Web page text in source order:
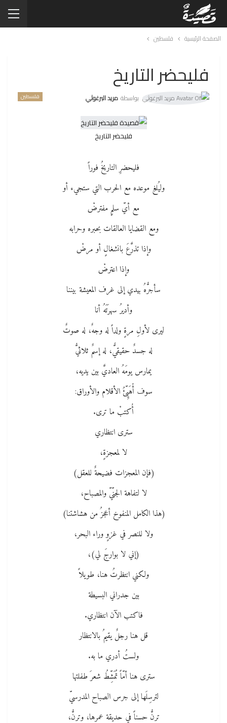
الصفحة الرئيسية فلسطين
فليحضر التاريخ
فلسطين بواسطة مريد البرغوثي
فليحضر التاريخ
فليحضرِ التاريخُ فوراً
وليُلغِ موعده مع الحرب التي ستجيء أو
مع أيّ سلمٍ مفترضْ
ومع القضايا العالقات بحبره وحرابه
وإذا تذرَّعَ بانشغالٍ أو مرضْ
وإذا اعترضْ
سأجرُّهُ بيدي إلى غرف المعيشة بيننا
وأديرُ سهرَتَهُ أنا
ليرى لأولِ مرةٍ ولداً له وجهٌ، له صوتٌ
له جسدٌ حقيقيٌّ، له إسمٌ ثلاثيُّ
يمارس يومَهُ العاديَّ بين يديه،
سوف أُهَيِّئُ الأقلام والأوراق:
أُكتبْ ما ترى.
سترى انتظاري
لا لمعجزةٍ،
(فإن المعجزات فضيحةٌ للعقل)
لا لتفاهة الجنّيّ والمصباح،
(هذا الكامل المنفوخ أعجزُ من هشاشتنا)
ولا للنصر في غزوٍ وراء البحر،
(إني لا بوارجَ لي)،
ولكني انتظرتُ هنا، طويلاً
بين جدراني البسيطة
فاكتب الآن انتظاري.
قل هنا رجلٌ يقيمُ بالانتظار
ولستُ أدري ما به.
سترى هنا أمّاً تُمَشِّطُ شعرَ طفلتها
لترسِلَها إلى جرس الصباح المدرسيّ
ترنُّ حسناً في حديقة عمرها، وترنُّ،